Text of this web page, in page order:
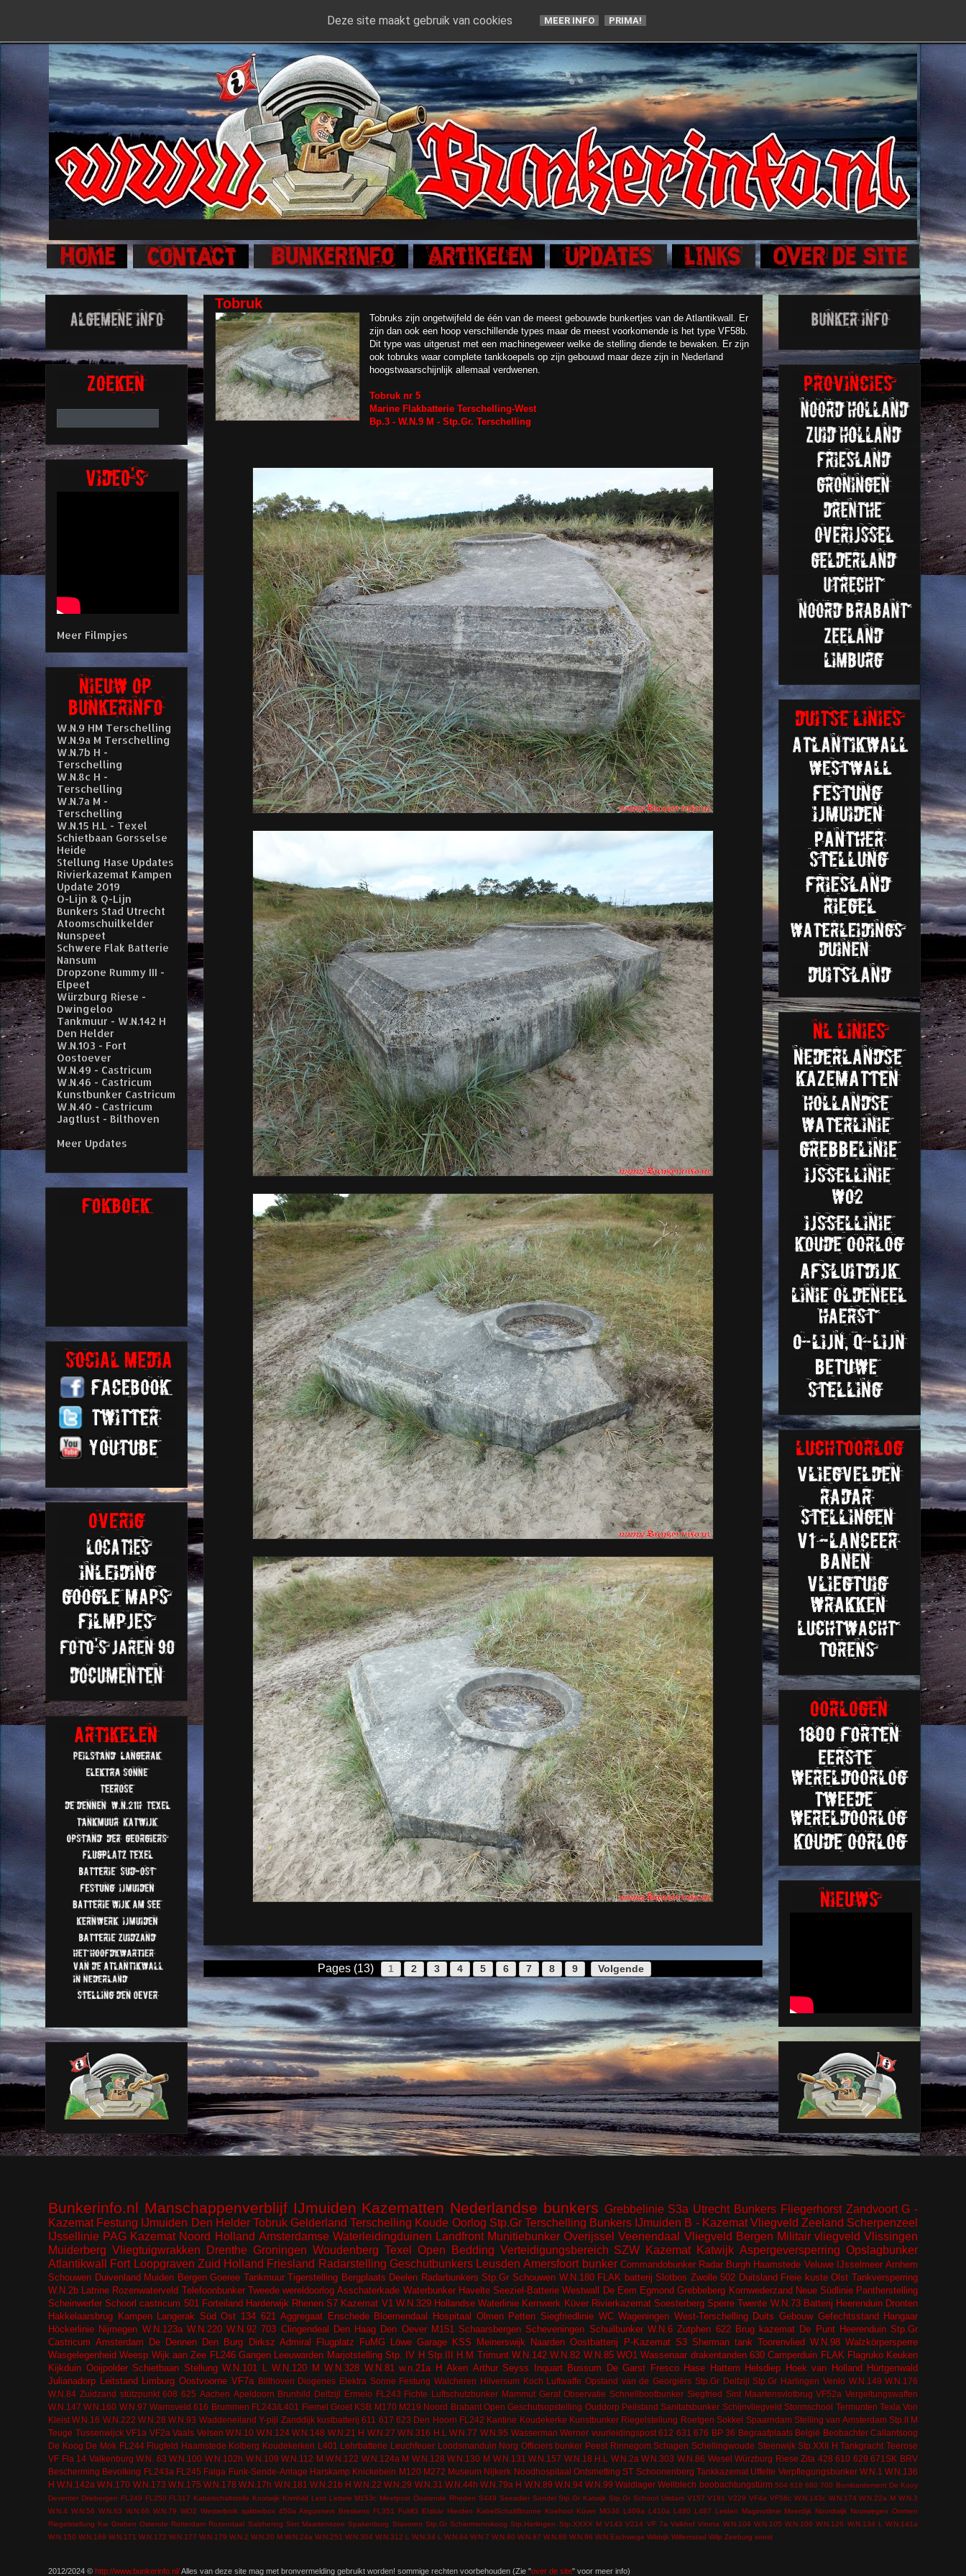
Tobruk
Tobruks zijn ongetwijfeld de één van de meest gebouwde bunkertjes van de Atlantikwall. Er
zijn dan ook een hoop verschillende types maar de meest voorkomende is het type VF58b.
Dit type was uitgerust met een machinegeweer welke de stelling diende te bewaken. Er zijn
ook tobruks waar complete tankkoepels op zijn gebouwd maar deze zijn in Nederland
hoogstwaarschijnlijk allemaal verdwenen.
Tobruk nr 5
Marine Flakbatterie Terschelling-West
Bp.3 - W.N.9 M - Stp.Gr. Terschelling
Pages (13) 1 2 3 4 5 6 7 8 9 Volgende
Meer Filmpjes
W.N.9 HM Terschelling
W.N.9a M Terschelling
W.N.7b H -
Terschelling
W.N.8c H -
Terschelling
W.N.7a M -
Terschelling
W.N.15 H.L - Texel
Schietbaan Gorsselse
Heide
Stellung Hase Updates
Rivierkazemat Kampen
Update 2019
O-Lijn & Q-Lijn
Bunkers Stad Utrecht
Atoomschuilkelder
Nunspeet
Schwere Flak Batterie
Nansum
Dropzone Rummy III -
Elpeet
Würzburg Riese -
Dwingeloo
Tankmuur - W.N.142 H
Den Helder
W.N.103 - Fort
Oostoever
W.N.49 - Castricum
W.N.46 - Castricum
Kunstbunker Castricum
W.N.40 - Castricum
Jagtlust - Bilthoven
Meer Updates
Bunkerinfo.nl Manschappenverblijf IJmuiden Kazematten Nederlandse bunkers Grebbelinie S3a Utrecht Bunkers Fliegerhorst Zandvoort G -
Kazemat Festung IJmuiden Den Helder Tobruk Gelderland Terschelling Koude Oorlog Stp.Gr Terschelling Bunkers IJmuiden B - Kazemat Vliegveld Zeeland Scherpenzeel
IJssellinie PAG Kazemat Noord Holland Amsterdamse Waterleidingduinen Landfront Munitiebunker Overijssel Veenendaal Vliegveld Bergen Militair vliegveld Vlissingen
Muiderberg Vliegtuigwrakken Drenthe Groningen Woudenberg Texel Open Bedding Verteidigungsbereich SZW Kazemat Katwijk Aspergeversperring Opslagbunker
Atlantikwall
Fort Loopgraven Zuid Holland Friesland Radarstelling Geschutbunkers Leusden Amersfoort bunker Commandobunker Radar Burgh Haamstede Veluwe IJsselmeer Arnhem
Schouwen Duivenland Muiden Bergen Goeree Tankmuur Tigerstelling Bergplaats Deelen Radarbunkers Stp.Gr Schouwen W.N.180 FLAK batterij Slotbos Zwolle 502 Duitsland Freie kuste Olst Tankversperring
W.N.2b Latrine Rozenwaterveld Telefoonbunker Tweede wereldoorlog Asschaterkade Waterbunker Havelte Seeziel-Batterie Westwall De Eem Egmond Grebbeberg Kornwederzand Neue Südlinie Pantherstelling
Scheinwerfer Schoorl castricum 501 Forteiland Harderwijk Rhenen S7 Kazemat V1 W.N.329 Hollandse Waterlinie Kernwerk Küver Rivierkazemat Soesterberg Sperre Twente W.N.73 Batterij Heerenduin Dronten
Hakkelaarsbrug Kampen Langerak Süd Ost 134 621 Aggregaat Enschede Bloemendaal Hospitaal Olmen Petten Siegfriedlinie WC Wageningen West-Terschelling Duits Gebouw Gefechtsstand Hangaar
Höckerlinie Nijmegen W.N.123a W.N.220 W.N.92 703 Clingendeal Den Haag Den Oever M151 Schaarsbergen Scheveningen Schuilbunker W.N.6 Zutphen 622 Brug kazemat De Punt Heerenduin Stp.Gr
Castricum Amsterdam De Dennen Den Burg Dirksz Admiral Flugplatz FuMG Löwe Garage KSS Meinerswijk Naarden Oostbatterij P-Kazemat S3 Sherman tank Toorenvlied W.N.98 Walzkörpersperre
Wasgelegenheid Weesp Wijk aan Zee FL246 Gangen Leeuwarden Marjotstelling Stp. IV H Stp.III H.M Trimunt W.N.142 W.N.82 W.N.85 WO1 Wassenaar drakentanden 630 Camperduin FLAK Flagruko Keuken
Kijkduin Ooijpolder Schietbaan Stellung W.N.101 L W.N.120 M W.N.328 W.N.81 w.n.21a H Aken Arthur Seyss Inquart Bussum De Garst Fresco Hase Hattem Helsdiep Hoek van Holland Hürtgenwald
Julianadorp Leitstand Limburg Oostvoorne VF7a Bilthoven Diogenes Elektra Sonne Festung Walcheren Hilversum Koch Luftwaffe Opstand van de Georgiërs Stp.Gr Delfzijl Stp.Gr Harlingen Venlo W.N.149 W.N.176
W.N.84 Zuidzand stützpunkt 608 625 Aachen Apeldoorn Brunhild Delfzijl Ermelo FL243 Fichte Luftschutzbunker Mammut Gerat Observatie Schnellbootbunker Siegfried Sint Maartensvlotbrug VF52a Vergeltungswaffen
W.N.147 W.N.160 W.N.97 Warnsveld 616 Brummen FL243/L401 Fiemel Groet KSB M170 M219 Noord Brabant Open Geschutsopstelling Ouddorp Peilstand Sanitatsbunker Schijnvliegveld Stormschool Termunten Texla Von
Kleist W.N.16 W.N.222 W.N.28 W.N.93 Waddeneiland Y-pijl Zanddijk kustbatterij 611 617 623 Den Hoorn FL242 Kantine Koudekerke Kunstbunker Riegelstellung Roetgen Sokkel Spaarndam Stelling van Amsterdam Stp.II M
Teuge Tussenwijck VF1a VF2a Vaals Velsen W.N.10 W.N.124 W.N.148 W.N.21 H W.N.27 W.N.316 H.L W.N.77 W.N.95 Wasserman Werner vuurleidingspost 612 631 676 BP 36 Begraafplaats België Beobachter Callantsoog
De Koog De Mok FL244 Flugfeld Haamstede Kolberg Koudekerken L401 Lehrbatterie Leuchfeuer Loodsmanduin Norg Officiers bunker Peest Rinnegom Schagen Schellingwoude Steenwijk Stp.XXII H Tankgracht Teerose
VF Fla 14 Valkenburg W.N. 63 W.N.100 W.N.102h W.N.109 W.N.112 M W.N.122 W.N.124a M W.N.128 W.N.130 M W.N.131 W.N.157 W.N.18 H.L W.N.2a W.N.303 W.N.86 Wesel Würzburg Riese Zita 428 610 629 671SK BRV
Bescherming Bevolking FL243a FL245 Falga Funk-Sende-Anlage Harskamp Knickebein M120 M272 Museum Nijkerk Noodhospitaal Ontsmetting ST Schoonenberg Tankkazemat Uffelte Verpflegungsbunker W.N.1 W.N.136
H W.N.142a W.N.170 W.N.173 W.N.175 W.N.178 W.N.17h W.N.181 W.N.21b H W.N.22 W.N.29 W.N.31 W.N.44h W.N.79a H W.N.89 W.N.94 W.N.99 Waldlager Wellblech beobachtungstürm 504 618 680 700 Bombardement De Kooy
Deventer Driebergen FL249 FL250 FL317 Kabelschaltstelle Kootwijk Krimhild Lent Lettele M153c Meetpost Oostende Rheden S449 Seeadler Sondel Stp.Gr Katwijk Stp.Gr Schoorl Uitdam V157 V191 V229 VF4a VF58c W.N.143c W.N.174 W.N.22a M W.N.3
W.N.4 W.N.56 W.N.63 W.N.66 W.N.79 WO2 Westerbork splitterbox 450a Airgunners Breskens FL351 FuMG EIsbär Hierden KabelSchaltBrunne Koehool Küver MG36 L409a L410a L480 L487 Leiden Maginotlinie Moerdijk Noordwijk Noorwegen Ommen
Riegelstellung Kw Graben Ostende Rotterdam Rozendaal Salzhering Sint Maartenszee Spakenburg Stavoren Stp.Gr Schiermonnikoog Stp.Harlingen Stp.XXXX M V143 V214 VF 7a Valkhof Vineta W.N.104 W.N.105 W.N.106 W.N.126 W.N.134 L
W.N.141a
W.N.150 W.N.169 W.N.171 W.N.172 W.N.177 W.N.179 W.N.2 W.N.20 M W.N.24a W.N.251 W.N.304 W.N.312 L W.N.34 L W.N.64 W.N.7 W.N.80 W.N.87 W.N.88 W.N.96 W.N.Eschwege Wildrijk Willemstad Wilp Zeeburg soest
2012/2024 © http://www.bunkerinfo.nl/Alles van deze site mag met bronvermelding gebruikt worden! sommige rechten voorbehouden (Zie "over de site" voor meer info)
Deze site maakt gebruik van cookies MEER INFO PRIMA!